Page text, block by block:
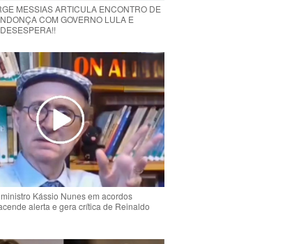
MESSIAS ARTICULA ENCONTRO DE
COM GOVERNO LULA E
Kássio Nunes em acordos
alerta e gera crítica de Reinaldo